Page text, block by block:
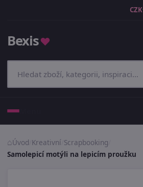
CZK
Bexis♥
Úvod Kreativní Scrapbooking
Samolepicí motýli na lepicím proužku